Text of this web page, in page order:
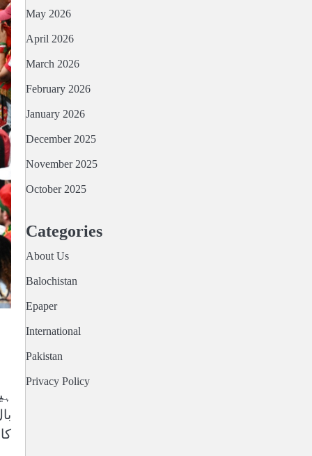
May 2026
April 2026
March 2026
February 2026
January 2026
December 2025
November 2025
October 2025
Categories
About Us
Balochistan
Epaper
International
Pakistan
Privacy Policy